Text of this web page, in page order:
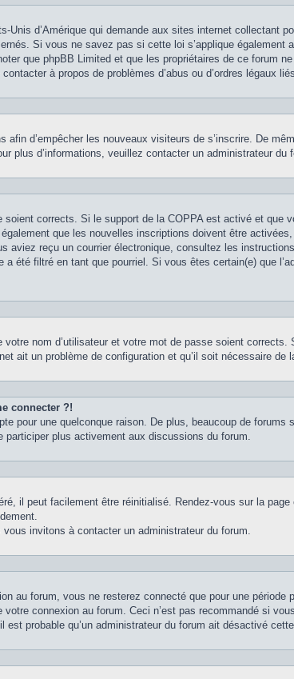
Unis d’Amérique qui demande aux sites internet collectant
Si vous ne savez pas si cette loi s’applique
que phpBB Limited et que les propriétaires de ce forum
à propos de problèmes d’abus ou d’ordres légaux
afin d’empêcher les nouveaux visiteurs de s’inscrire. De
plus d’informations, veuillez contacter un administrateur du
corrects. Si le support de la COPPA est activé et
que les nouvelles inscriptions doivent être
reçu un courrier électronique, consultez les
été filtré en tant que pourriel. Si vous êtes certain(e) que
nom d’utilisateur et votre mot de passe soient
ait un problème de configuration et qu’il soit nécessaire de
connecter ?!
pour une quelconque raison. De plus, beaucoup de
plus activement aux discussions du forum.
il peut facilement être réinitialisé. Rendez-vous sur la
invitons à contacter un administrateur du forum.
au forum, vous ne resterez connecté que pour une période
votre connexion au forum. Ceci n’est pas recommandé si
probable qu’un administrateur du forum ait désactivé